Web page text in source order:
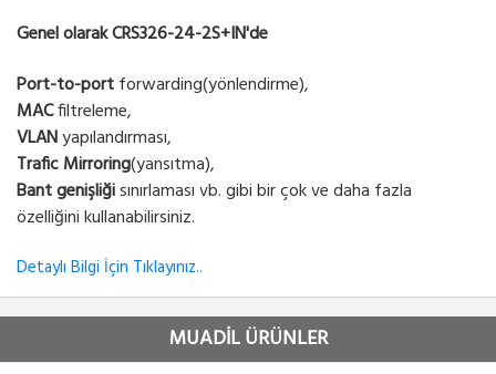
Genel olarak CRS326-24-2S+IN'de
Port-to-portforwarding(yönlendirme),
MACfiltreleme,
VLANyapılandırması,
Trafic Mirroring(yansıtma),
Bant genişliğisınırlaması vb. gibi bir çok ve daha fazla
özelliğini kullanabilirsiniz.
Detaylı Bilgi İçin Tıklayınız..
MUADİL ÜRÜNLER